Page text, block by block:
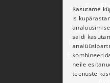
Reg nr:
KMKR:
Telefon:
E-post:
Kasutame
saidi
neile
teenuste